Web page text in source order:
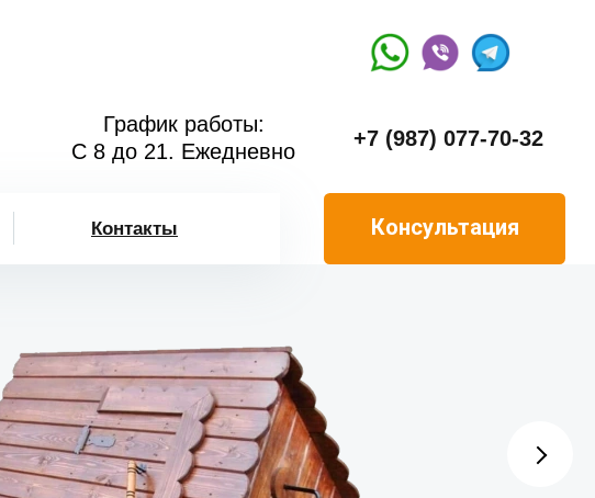
График работы:
С 8 до 21. Ежедневно
+7 (987) 077-70-32
Контакты Консультация